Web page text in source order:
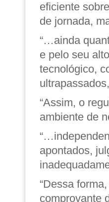
eficiente
de jornada,
“…ainda
e pelo seu
tecnológico,
“Assim, o
ambiente de
apontados,
“Dessa
comprovante